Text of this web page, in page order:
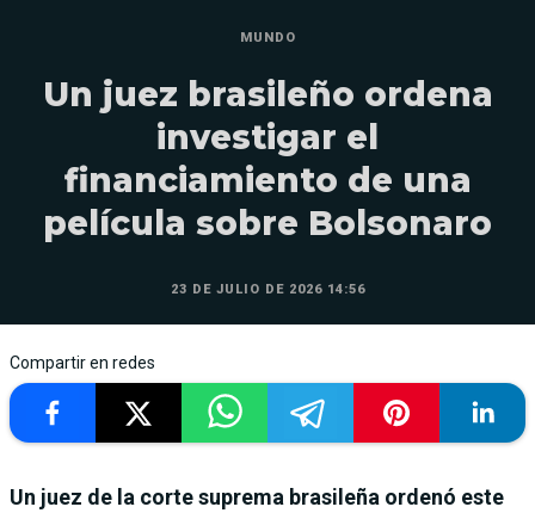
MUNDO
Un juez brasileño ordena
investigar el
financiamiento de una
película sobre Bolsonaro
23 DE JULIO DE 2026 14:56
Compartir en redes
Un juez de la corte suprema brasileña ordenó este